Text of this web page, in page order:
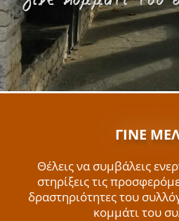
ΓΙΝΕ
Θέλεις να συμβάλεις
στηρίξεις τις
δραστηριότητες του
κομμάτι του